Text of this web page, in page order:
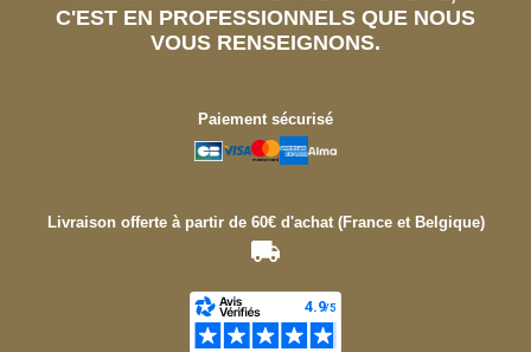
C'EST EN PROFESSIONNELS QUE NOUS
VOUS RENSEIGNONS.
Paiement sécurisé
Livraison offerte à partir de 60€ d'achat (France et Belgique)